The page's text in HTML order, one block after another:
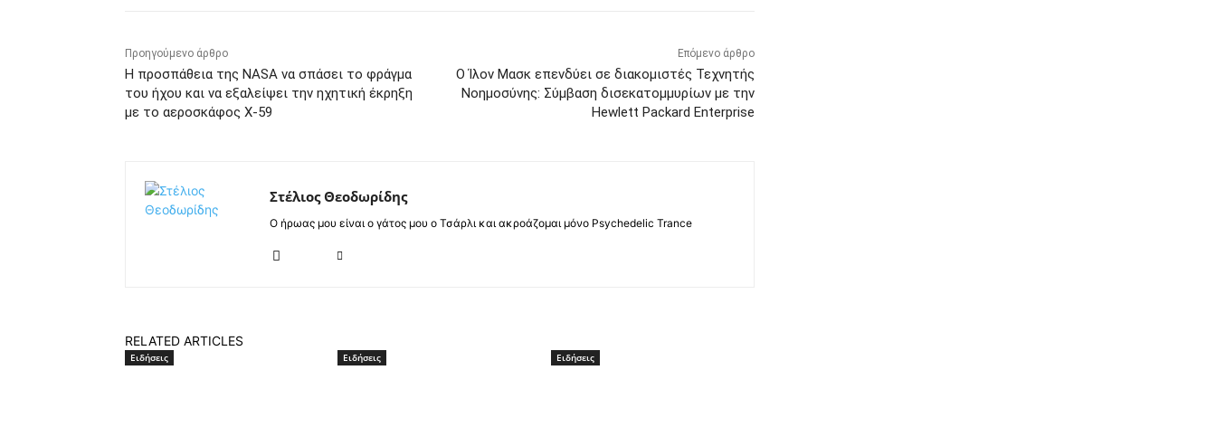
Προηγούμενο άρθρο
Η προσπάθεια της NASA να σπάσει το φράγμα
του ήχου και να εξαλείψει την ηχητική έκρηξη
με το αεροσκάφος X-59
Επόμενο άρθρο
Ο Ίλον Μασκ επενδύει σε διακομιστές Τεχνητής
Νοημοσύνης: Σύμβαση δισεκατομμυρίων με την
Hewlett Packard Enterprise
Στέλιος Θεοδωρίδης
Ο ήρωας μου είναι ο γάτος μου ο Τσάρλι και ακροάζομαι μόνο Psychedelic Trance
RELATED ARTICLES
Ειδήσεις Ειδήσεις Ειδήσεις